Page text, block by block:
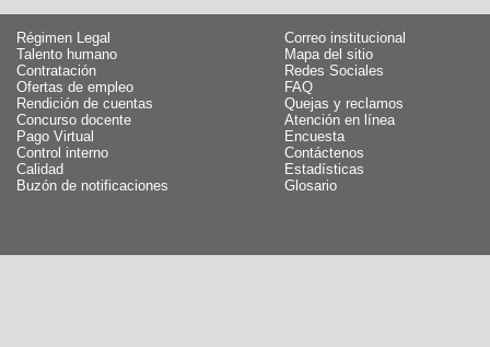
Régimen Legal
Talento humano
Contratación
Ofertas de empleo
Rendición de cuentas
Concurso docente
Pago Virtual
Control interno
Calidad
Buzón de notificaciones
Correo institucional
Mapa del sitio
Redes Sociales
FAQ
Quejas y reclamos
Atención en línea
Encuesta
Contáctenos
Estadísticas
Glosario